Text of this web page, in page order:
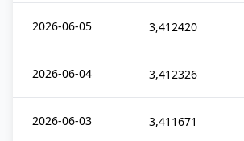
2026-06-05 3,412420
2026-06-04 3,412326
2026-06-03 3,411671